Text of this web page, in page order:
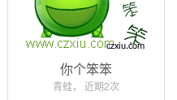
你个笨笨
青蛙， 近期2次